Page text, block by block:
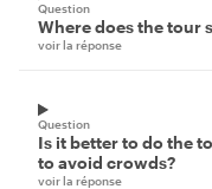
Question
Where does the tour
voir la réponse
Question
Is it better to do the
to avoid crowds?
voir la réponse